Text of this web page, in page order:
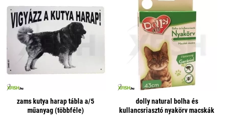
zams kutya harap tábla a/5
műanyag (többféle)
dolly natural bolha és
kullancsriasztó nyakörv macskák